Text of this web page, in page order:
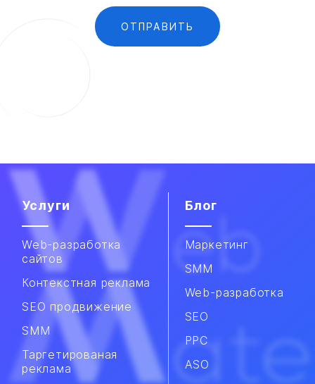
Услуги
Web-разработка
сайтов
Контекстная реклама
SEO продвижение
SMM​
Таргетированая
реклама
Блог
Маркетинг
SMM
Web-разработка
SEO
PPC
ASO